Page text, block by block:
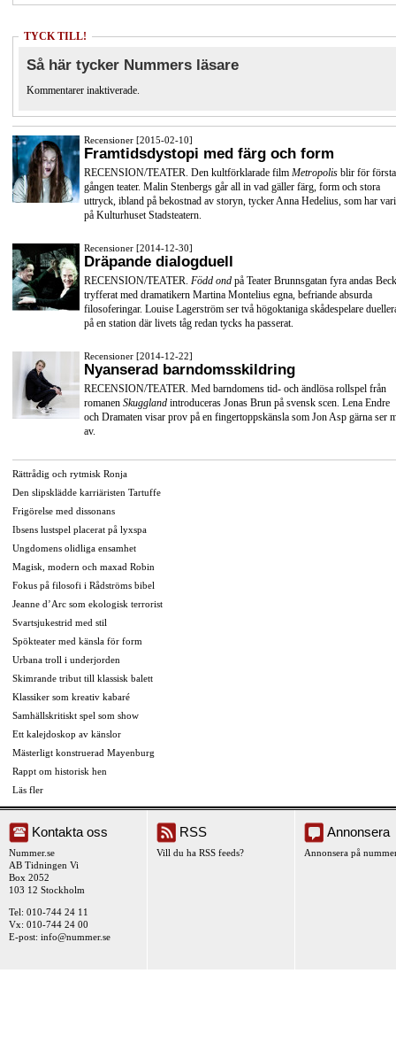
TYCK TILL!
Så här tycker Nummers läsare
Kommentarer inaktiverade.
Recensioner [2015-02-10]
Framtidsdystopi med färg och form
RECENSION/TEATER. Den kultförklarade film Metropolis blir för första
gången teater. Malin Stenbergs går all in vad gäller färg, form och stora
uttryck, ibland på bekostnad av storyn, tycker Anna Hedelius, som har
på Kulturhuset Stadsteatern.
Recensioner [2014-12-30]
Dräpande dialogduell
RECENSION/TEATER. Född ond på Teater Brunnsgatan fyra andas
tryfferat med dramatikern Martina Montelius egna, befriande absurda
filosoferingar. Louise Lagerström ser två högoktaniga skådespelare
på en station där livets tåg redan tycks ha passerat.
Recensioner [2014-12-22]
Nyanserad barndomsskildring
RECENSION/TEATER. Med barndomens tid- och ändlösa rollspel från
romanen Skuggland introduceras Jonas Brun på svensk scen. Lena Endre
och Dramaten visar prov på en fingertoppskänsla som Jon Asp gärna ser
av.
Rättrådig och rytmisk Ronja
Den slipsklädde karriäristen Tartuffe
Frigörelse med dissonans
Ibsens lustspel placerat på lyxspa
Ungdomens olidliga ensamhet
Magisk, modern och maxad Robin
Fokus på filosofi i Rådströms bibel
Jeanne d’Arc som ekologisk terrorist
Svartsjukestrid med stil
Spökteater med känsla för form
Urbana troll i underjorden
Skimrande tribut till klassisk balett
Klassiker som kreativ kabaré
Samhällskritiskt spel som show
Ett kalejdoskop av känslor
Mästerligt konstruerad Mayenburg
Rappt om historisk hen
Läs fler
Kontakta oss
Nummer.se
AB Tidningen Vi
Box 2052
103 12 Stockholm
Tel: 010-744 24 11
Vx: 010-744 24 00
E-post: info@nummer.se
RSS
Vill du ha RSS feeds?
Annonsera
Annonsera på